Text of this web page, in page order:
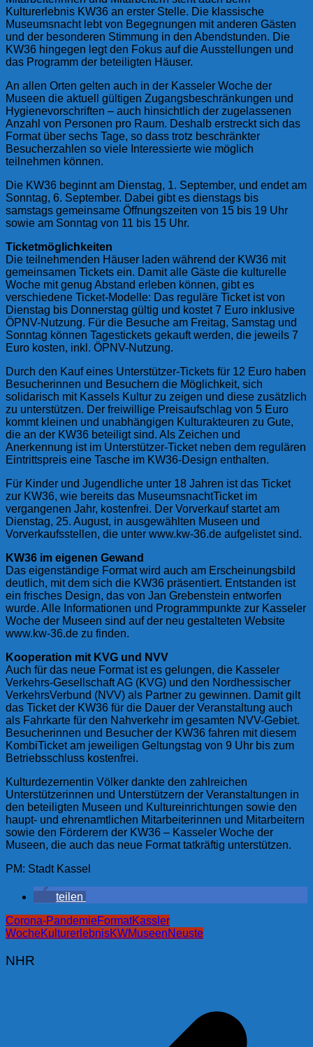
Kulturerlebnis KW36 an erster Stelle. Die klassische
Museumsnacht lebt von Begegnungen mit anderen Gästen
und der besonderen Stimmung in den Abendstunden. Die
KW36 hingegen legt den Fokus auf die Ausstellungen und
das Programm der beteiligten Häuser.
An allen Orten gelten auch in der Kasseler Woche der
Museen die aktuell gültigen Zugangsbeschränkungen und
Hygienevorschriften – auch hinsichtlich der zugelassenen
Anzahl von Personen pro Raum. Deshalb erstreckt sich das
Format über sechs Tage, so dass trotz beschränkter
Besucherzahlen so viele Interessierte wie möglich
teilnehmen können.
Die KW36 beginnt am Dienstag, 1. September, und endet am
Sonntag, 6. September. Dabei gibt es dienstags bis
samstags gemeinsame Öffnungszeiten von 15 bis 19 Uhr
sowie am Sonntag von 11 bis 15 Uhr.
Ticketmöglichkeiten
Die teilnehmenden Häuser laden während der KW36 mit
gemeinsamen Tickets ein. Damit alle Gäste die kulturelle
Woche mit genug Abstand erleben können, gibt es
verschiedene Ticket-Modelle: Das reguläre Ticket ist von
Dienstag bis Donnerstag gültig und kostet 7 Euro inklusive
ÖPNV-Nutzung. Für die Besuche am Freitag, Samstag und
Sonntag können Tagestickets gekauft werden, die jeweils 7
Euro kosten, inkl. ÖPNV-Nutzung.
Durch den Kauf eines Unterstützer-Tickets für 12 Euro haben
Besucherinnen und Besuchern die Möglichkeit, sich
solidarisch mit Kassels Kultur zu zeigen und diese zusätzlich
zu unterstützen. Der freiwillige Preisaufschlag von 5 Euro
kommt kleinen und unabhängigen Kulturakteuren zu Gute,
die an der KW36 beteiligt sind. Als Zeichen und
Anerkennung ist im Unterstützer-Ticket neben dem regulären
Eintrittspreis eine Tasche im KW36-Design enthalten.
Für Kinder und Jugendliche unter 18 Jahren ist das Ticket
zur KW36, wie bereits das MuseumsnachtTicket im
vergangenen Jahr, kostenfrei. Der Vorverkauf startet am
Dienstag, 25. August, in ausgewählten Museen und
Vorverkaufsstellen, die unter www.kw-36.de aufgelistet sind.
KW36 im eigenen Gewand
Das eigenständige Format wird auch am Erscheinungsbild
deutlich, mit dem sich die KW36 präsentiert. Entstanden ist
ein frisches Design, das von Jan Grebenstein entworfen
wurde. Alle Informationen und Programmpunkte zur Kasseler
Woche der Museen sind auf der neu gestalteten Website
www.kw-36.de zu finden.
Kooperation mit KVG und NVV
Auch für das neue Format ist es gelungen, die Kasseler
Verkehrs-Gesellschaft AG (KVG) und den Nordhessischer
VerkehrsVerbund (NVV) als Partner zu gewinnen. Damit gilt
das Ticket der KW36 für die Dauer der Veranstaltung auch
als Fahrkarte für den Nahverkehr im gesamten NVV-Gebiet.
Besucherinnen und Besucher der KW36 fahren mit diesem
KombiTicket am jeweiligen Geltungstag von 9 Uhr bis zum
Betriebsschluss kostenfrei.
Kulturdezernentin Völker dankte den zahlreichen
Unterstützerinnen und Unterstützern der Veranstaltungen in
den beteiligten Museen und Kultureinrichtungen sowie den
haupt- und ehrenamtlichen Mitarbeiterinnen und Mitarbeitern
sowie den Förderern der KW36 – Kasseler Woche der
Museen, die auch das neue Format tatkräftig unterstützen.
PM: Stadt Kassel
teilen
Corona-PandemieFormatKassler
WocheKulturerlebnisKWMuseenNeuste
NHR